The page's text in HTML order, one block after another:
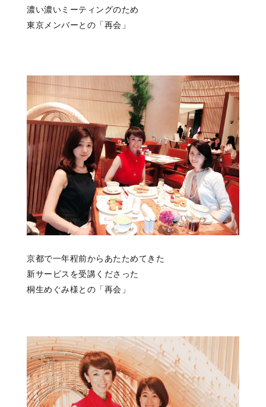
濃い濃いミーティングのため
東京メンバーとの「再会」
京都で一年程前からあたためてきた
新サービスを受講くださった
桐生めぐみ様との「再会」